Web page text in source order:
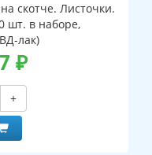
скотче. Листочки.
шт. в наборе,
лак)
₽
+